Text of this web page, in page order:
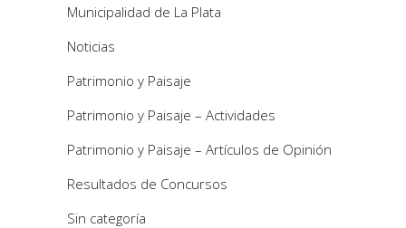
Municipalidad de La Plata
Noticias
Patrimonio y Paisaje
Patrimonio y Paisaje – Actividades
Patrimonio y Paisaje – Artículos de Opinión
Resultados de Concursos
Sin categoría